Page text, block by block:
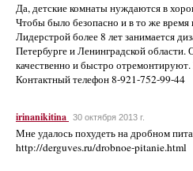
Да, детские комнаты нуждаются в
Чтобы было безопасно и в то же
Лидерстрой более 8 лет занимается
Петербурге и Ленинградской
качественно и быстро
Контактный телефон 8-921-752-99-44
irinanikitina 30 октября 2013 г.
Мне удалось похудеть на дробном
http://derguves.ru/drobnoe-pitanie.html